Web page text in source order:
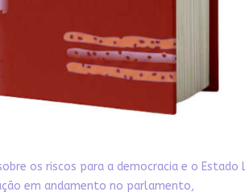
os riscos para a democracia e o Estado
em andamento no parlamento,